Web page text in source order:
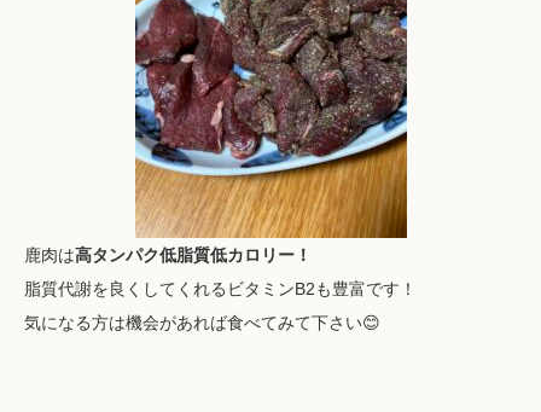
鹿肉は高タンパク低脂質低カロリー！
脂質代謝を良くしてくれるビタミンB2も豊富です！
気になる方は機会があれば食べてみて下さい😊